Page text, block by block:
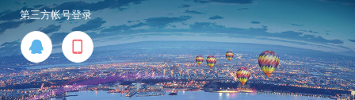
第三方帐号登录
 